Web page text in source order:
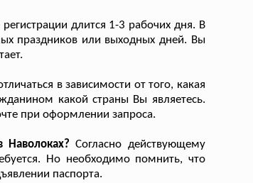
длится 1-3 рабочих дня. В
праздников или выходных дней. Вы
в зависимости от того, какая
какой страны Вы являетесь.
при оформлении запроса.
Согласно действующему
Но необходимо помнить, что
паспорта.